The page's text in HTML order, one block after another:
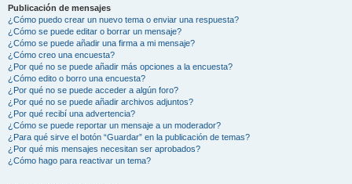
Publicación de mensajes
¿Cómo puedo crear un nuevo tema o enviar una respuesta?
¿Cómo se puede editar o borrar un mensaje?
¿Cómo se puede añadir una firma a mi mensaje?
¿Cómo creo una encuesta?
¿Por qué no se puede añadir más opciones a la encuesta?
¿Cómo edito o borro una encuesta?
¿Por qué no se puede acceder a algún foro?
¿Por qué no se puede añadir archivos adjuntos?
¿Por qué recibí una advertencia?
¿Cómo se puede reportar un mensaje a un moderador?
¿Para qué sirve el botón “Guardar” en la publicación de temas?
¿Por qué mis mensajes necesitan ser aprobados?
¿Cómo hago para reactivar un tema?